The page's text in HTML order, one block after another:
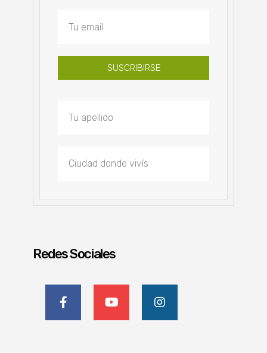
SUSCRIBIRSE
Redes Sociales